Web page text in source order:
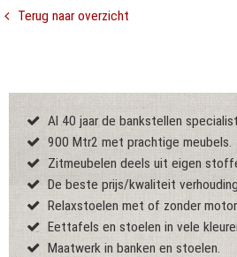
Terug naar overzicht
Al 40 jaar de bankstellen
900 Mtr2 met prachtige meubels.
Zitmeubelen deels uit eigen
De beste prijs/kwaliteit
Relaxstoelen met of zonder
Eettafels en stoelen in vele
Maatwerk in banken en stoelen.